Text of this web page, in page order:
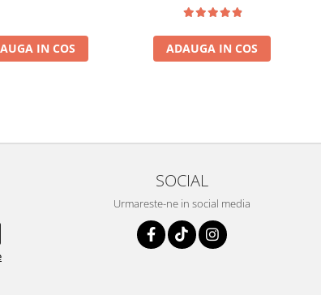
IN COS ADAUGA IN COS
SOCIAL
Urmareste-ne in social media